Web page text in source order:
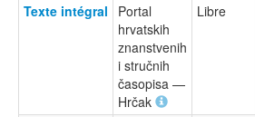
Texte intégral
Portal
hrvatskih
znanstvenih
i stručnih
časopisa —
Hrčak
Libre